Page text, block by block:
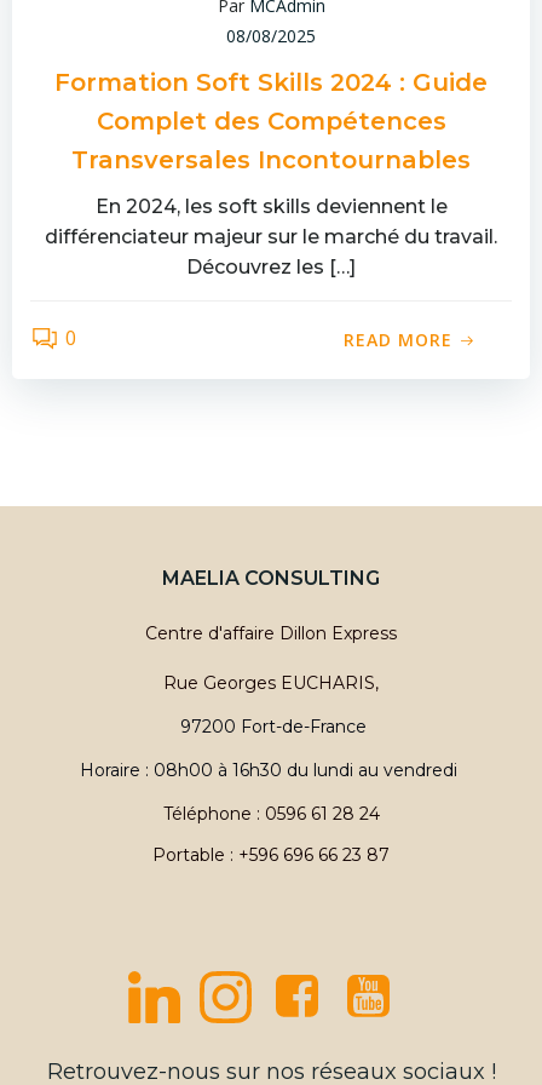
Par MCAdmin
08/08/2025
Formation Soft Skills 2024 : Guide
Complet des Compétences
Transversales Incontournables
En 2024, les soft skills deviennent le
différenciateur majeur sur le marché du travail.
Découvrez les […]
0 READ MORE
MAELIA CONSULTING
Centre d'affaire Dillon Express
Rue Georges EUCHARIS,
97200 Fort-de-France
Horaire : 08h00 à 16h30 du lundi au vendredi
Téléphone : 0596 61 28 24
Portable : +596 696 66 23 87
Retrouvez-nous sur nos réseaux sociaux !